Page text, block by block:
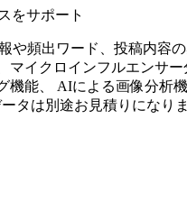
をサポート
や頻出ワード、投稿内
イクロインフルエンサ
能、 AIによる画像分析
タは別途お見積りになりま